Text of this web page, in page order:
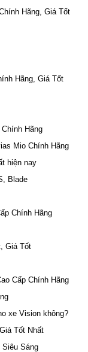
Hãng, Giá Tốt
Hãng, Giá Tốt
Hãng
Mio Chính Hãng
hiện nay
Blade
Chính Hãng
Giá Tốt
Cấp Chính Hãng
xe Vision không?
Tốt Nhất
Siêu Sáng